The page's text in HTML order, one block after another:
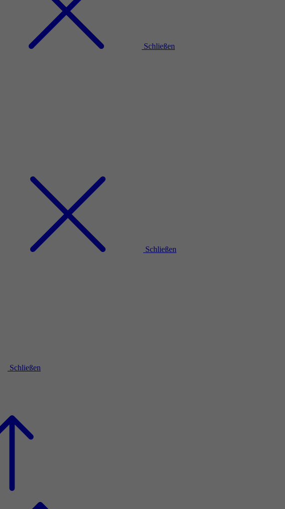
Schließen
Schließen
Schließen